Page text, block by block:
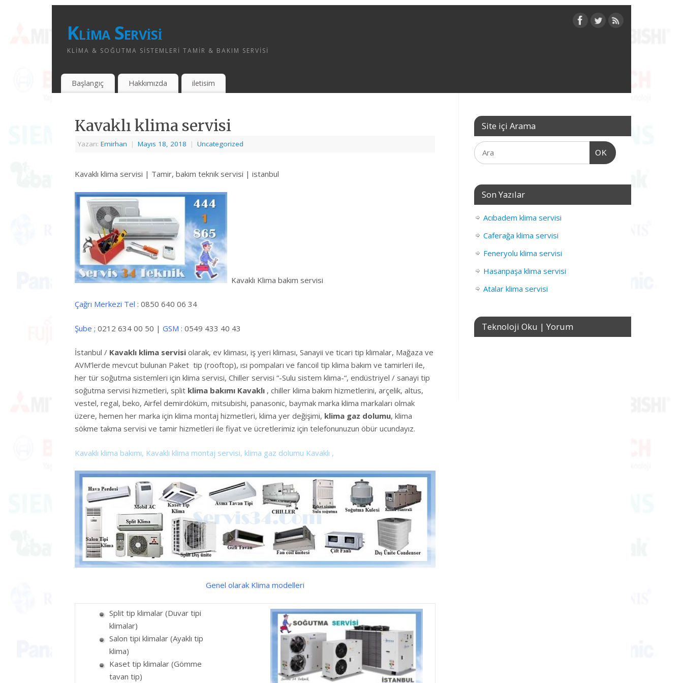
Klima Servisi
KLIMA & SOĞUTMA SISTEMLERI TAMIR & BAKIM SERVISI
Başlangıç Hakkımızda iletisim
Kavaklı klima servisi
Yazarı: Emirhan | Mayıs 18, 2018 | Uncategorized
Kavaklı klima servisi | Tamir, bakım teknik servisi | istanbul
Kavaklı Klima bakım servisi
Çağrı Merkezi Tel : 0850 640 06 34
Şube ; 0212 634 00 50 | GSM : 0549 433 40 43
İstanbul / Kavaklı klima servisi olarak, ev kliması, iş yeri kliması, Sanayii ve ticari tip klimalar, Mağaza ve
AVM’lerde mevcut bulunan Paket tip (rooftop), ısı pompaları ve fancoil tip klima bakım ve tamirleri ile,
her tür soğutma sistemleri için klima servisi, Chiller servisi “-Sulu sistem klima-“, endüstriyel / sanayi tip
soğutma servisi hizmetleri, split klima bakımı Kavaklı , chiller klima bakım hizmetlerini, arçelik, altus,
vestel, regal, beko, Airfel demirdöküm, mitsubishi, panasonic, baymak marka klima markaları olmak
üzere, hemen her marka için klima montaj hizmetleri, klima yer değişimi, klima gaz dolumu, klima
sökme takma servisi ve tamir hizmetleri ile fiyat ve ücretlerimiz için telefonunuzun öbür ucundayız.
Kavaklı klima bakımı, Kavaklı klima montaj servisi, klima gaz dolumu Kavaklı ,
Genel olarak Klima modelleri
Split tip klimalar (Duvar tipi
klimalar)
Salon tipi klimalar (Ayaklı tip
klima)
Kaset tip klimalar (Gömme
tavan tip)
Site içi Arama
OK
Son Yazılar
Acıbadem klima servisi
Caferağa klima servisi
Feneryolu klima servisi
Hasanpaşa klima servisi
Atalar klima servisi
Teknoloji Oku | Yorum